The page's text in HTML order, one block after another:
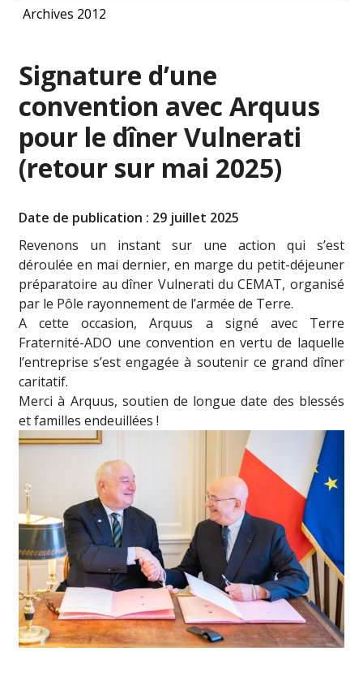
Archives 2012
Signature d’une
convention avec Arquus
pour le dîner Vulnerati
(retour sur mai 2025)
Date de publication : 29 juillet 2025
Revenons un instant sur une action qui s’est
déroulée en mai dernier, en marge du petit-déjeuner
préparatoire au dîner Vulnerati du CEMAT, organisé
par le Pôle rayonnement de l’armée de Terre.
A cette occasion, Arquus a signé avec Terre
Fraternité-ADO une convention en vertu de laquelle
l’entreprise s’est engagée à soutenir ce grand dîner
caritatif.
Merci à Arquus, soutien de longue date des blessés
et familles endeuillées !